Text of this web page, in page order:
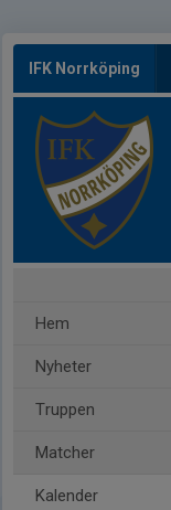
IFK Norrköping
Hem
Nyheter
Truppen
Matcher
Kalender